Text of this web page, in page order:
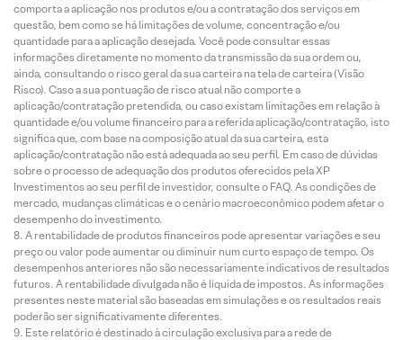
comporta a aplicação nos produtos e/ou a contratação dos serviços em
questão, bem como se há limitações de volume, concentração e/ou
quantidade para a aplicação desejada. Você pode consultar essas
informações diretamente no momento da transmissão da sua ordem ou,
ainda, consultando o risco geral da sua carteira na tela de carteira (Visão
Risco). Caso a sua pontuação de risco atual não comporte a
aplicação/contratação pretendida, ou caso existam limitações em relação à
quantidade e/ou volume financeiro para a referida aplicação/contratação, isto
significa que, com base na composição atual da sua carteira, esta
aplicação/contratação não está adequada ao seu perfil. Em caso de dúvidas
sobre o processo de adequação dos produtos oferecidos pela XP
Investimentos ao seu perfil de investidor, consulte o FAQ. As condições de
mercado, mudanças climáticas e o cenário macroeconômico podem afetar o
desempenho do investimento.
A rentabilidade de produtos financeiros pode apresentar variações e seu
preço ou valor pode aumentar ou diminuir num curto espaço de tempo. Os
desempenhos anteriores não são necessariamente indicativos de resultados
futuros. A rentabilidade divulgada não é líquida de impostos. As informações
presentes neste material são baseadas em simulações e os resultados reais
poderão ser significativamente diferentes.
Este relatório é destinado à circulação exclusiva para a rede de